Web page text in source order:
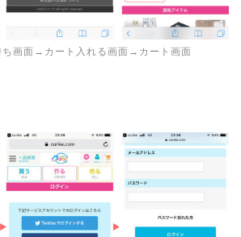
ち画面→カート入れる画面→カート画面